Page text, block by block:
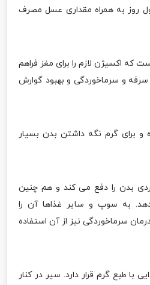
روز به همراه مقداری عسل مصرف
که اکسیژن لازم را برای مغز فراهم
و سرماخوردگی و بهبود گوارش
و برای گرم نگه داشتن بدن بسیار
بدن را دفع می کند و هم چنین
به سوپ و سایر غذاها آن را
سرماخوردگی نیز از آن استفاده
با طبع گرم قرار دارد. سیر در کنار